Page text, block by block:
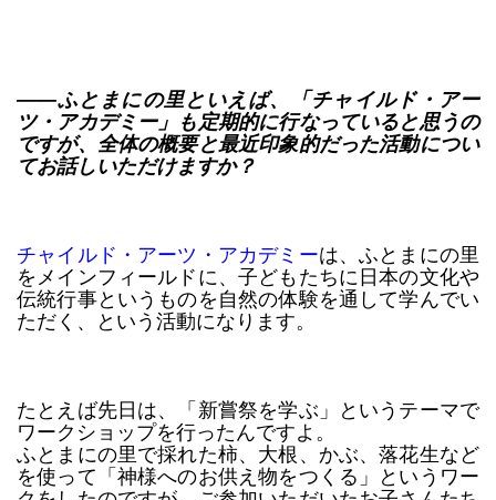
――ふとまにの里といえば、「チャイルド・アー
ツ・アカデミー」も定期的に行なっていると思うの
ですが、全体の概要と最近印象的だった活動につい
てお話しいただけますか？
チャイルド・アーツ・アカデミーは、ふとまにの里
をメインフィールドに、子どもたちに日本の文化や
伝統行事というものを自然の体験を通して学んでい
ただく、という活動になります。
たとえば先日は、「新嘗祭を学ぶ」というテーマで
ワークショップを行ったんですよ。
ふとまにの里で採れた柿、大根、かぶ、落花生など
を使って「神様へのお供え物をつくる」というワー